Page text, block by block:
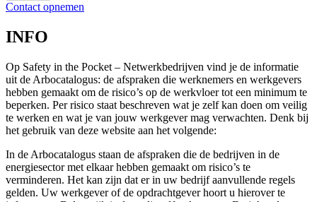
Contact opnemen
INFO
Op Safety in the Pocket – Netwerkbedrijven vind je de informatie
uit de Arbocatalogus: de afspraken die werknemers en werkgevers
hebben gemaakt om de risico’s op de werkvloer tot een minimum te
beperken. Per risico staat beschreven wat je zelf kan doen om veilig
te werken en wat je van jouw werkgever mag verwachten. Denk bij
het gebruik van deze website aan het volgende:
In de Arbocatalogus staan de afspraken die de bedrijven in de
energiesector met elkaar hebben gemaakt om risico’s te
verminderen. Het kan zijn dat er in uw bedrijf aanvullende regels
gelden. Uw werkgever of de opdrachtgever hoort u hierover te